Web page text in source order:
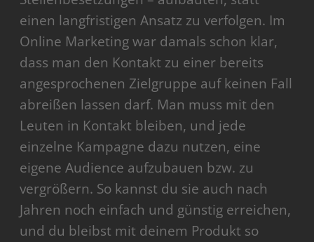
einen langfristigen Ansatz zu verfolgen. Im
Online Marketing war damals schon klar,
dass man den Kontakt zu einer bereits
angesprochenen Zielgruppe auf keinen Fall
abreißen lassen darf. Man muss mit den
Leuten in Kontakt bleiben, und jede
einzelne Kampagne dazu nutzen, eine
eigene Audience aufzubauen bzw. zu
vergrößern. So kannst du sie auch nach
Jahren noch einfach und günstig erreichen,
und du bleibst mit deinem Produkt so